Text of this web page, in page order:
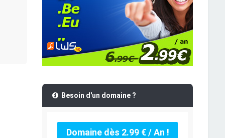
Besoin d'un domaine ?
Domaine dès 2.99 € / An !